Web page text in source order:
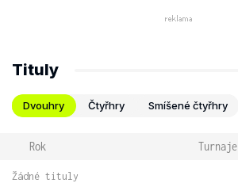
Tituly
Dvouhry Čtyřhry Smíšené čtyřhry
Rok Turnaje
Žádné tituly